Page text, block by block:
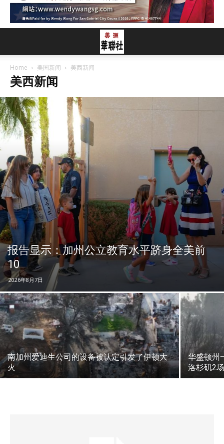
Home 美国新闻 美西新闻
美西新闻
报告显示：加州公立教育水平跻身全美前
10
2026年8月7日
南加州爱迪生公司的设备被认定引发了伊顿大
火
华盛顿州
洛杉矶2